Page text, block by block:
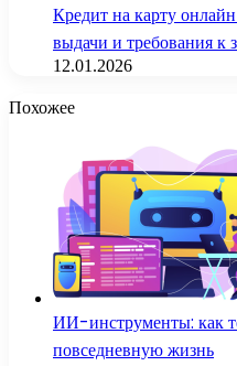
Кредит на карту
выдачи и требования к
12.01.2026
Похожее
ИИ-инструменты: как
повседневную жизнь